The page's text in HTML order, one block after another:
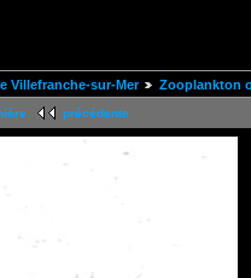
Villefranche-sur-Mer Zooplankton
précédente